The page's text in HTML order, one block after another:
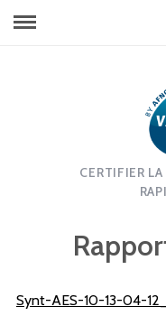
CERTIFIER
Synt-AES-10-13-04-